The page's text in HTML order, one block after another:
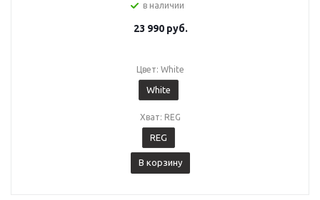
в наличии
23 990руб.
Цвет: White
White
Хват: REG
REG
В корзину